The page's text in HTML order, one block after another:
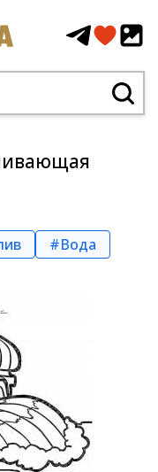
#Вода